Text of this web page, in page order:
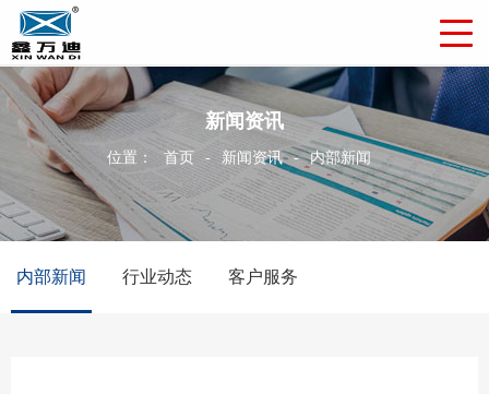
新闻资讯
位置： 首页 - 新闻资讯 - 内部新闻
内部新闻 行业动态 客户服务